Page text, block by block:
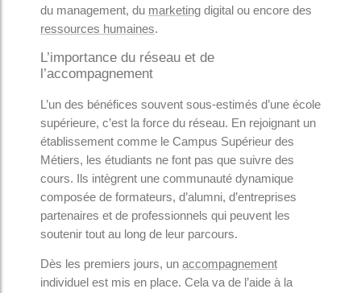
du management, du marketing digital ou encore des
ressources humaines.
L’importance du réseau et de
l’accompagnement
L’un des bénéfices souvent sous-estimés d’une école
supérieure, c’est la force du réseau. En rejoignant un
établissement comme le Campus Supérieur des
Métiers, les étudiants ne font pas que suivre des
cours. Ils intègrent une communauté dynamique
composée de formateurs, d’alumni, d’entreprises
partenaires et de professionnels qui peuvent les
soutenir tout au long de leur parcours.
Dès les premiers jours, un accompagnement
individuel est mis en place. Cela va de l’aide à la